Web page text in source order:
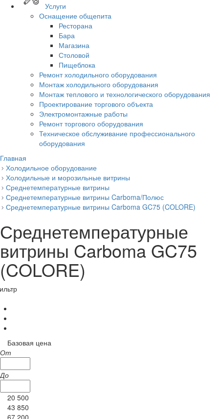
Услуги
Оснащение общепита
Ресторана
Бара
Магазина
Столовой
Пищеблока
Ремонт холодильного оборудования
Монтаж холодильного оборудования
Монтаж теплового и технологического оборудования
Проектирование торгового объекта
Электромонтажные работы
Ремонт торгового оборудования
Техническое обслуживание профессионального
оборудования
Главная
Холодильное оборудование
Холодильные и морозильные витрины
Среднетемпературные витрины
Среднетемпературные витрины Carboma/Полюс
Среднетемпературные витрины Carboma GC75 (COLORE)
Среднетемпературные
витрины Carboma GC75
(COLORE)
Базовая цена
От
До
20 500
43 850
67 200